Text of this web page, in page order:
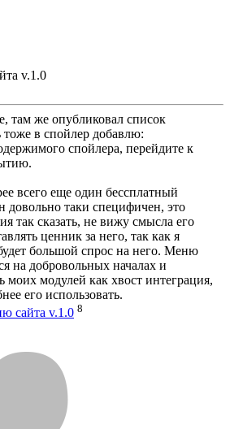
v.1.0
там же опубликовал список
тоже в спойлер добавлю:
спойлера, перейдите к
всего еще один бессплатный
довольно таки специфичен, это
так сказать, не вижу смысла его
ценник за него, так как я
большой спрос на него. Меню
на добровольных началах и
моих модулей как хвост интеграция,
его использовать.
сайта v.1.0 8